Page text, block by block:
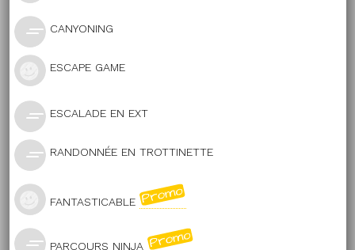
CANYONING
ESCAPE GAME
ESCALADE EN EXT
RANDONNÉE EN TROTTINETTE
FANTASTICABLE
PARCOURS NINJA